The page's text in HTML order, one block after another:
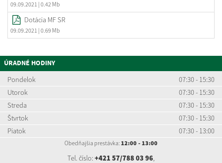
09.09.2021 | 0.42 Mb
Dotácia MF SR
09.09.2021 | 0.69 Mb
ÚRADNÉ HODINY
Pondelok
07:30 - 15:30
Utorok
07:30 - 15:30
Streda
07:30 - 15:30
Štvrtok
07:30 - 15:30
Piatok
07:30 - 13:00
Obedňajšia prestávka: 12:00 - 13:00
Tel. číslo: +421 57/788 03 96,